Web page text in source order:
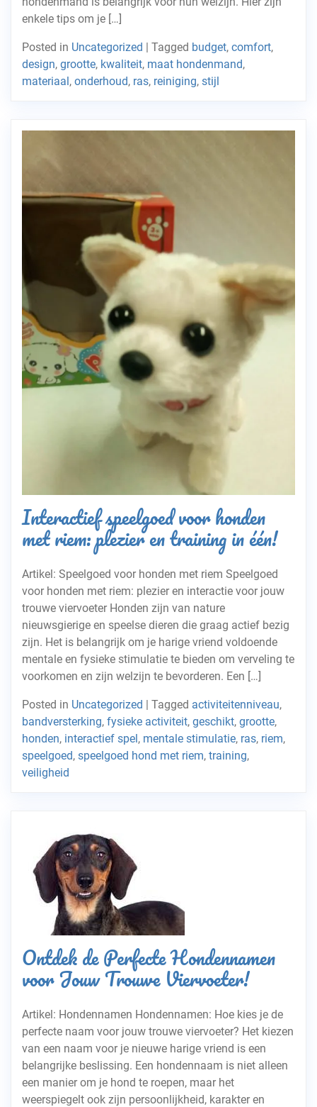
enkele tips om je […]
Posted in Uncategorized | Tagged budget, comfort,
design, grootte, kwaliteit, maat hondenmand,
materiaal, onderhoud, ras, reiniging, stijl
Interactief speelgoed voor honden
met riem: plezier en training in één!
Artikel: Speelgoed voor honden met riem Speelgoed
voor honden met riem: plezier en interactie voor jouw
trouwe viervoeter Honden zijn van nature
nieuwsgierige en speelse dieren die graag actief bezig
zijn. Het is belangrijk om je harige vriend voldoende
mentale en fysieke stimulatie te bieden om verveling te
voorkomen en zijn welzijn te bevorderen. Een […]
Posted in Uncategorized | Tagged activiteitenniveau,
bandversterking, fysieke activiteit, geschikt, grootte,
honden, interactief spel, mentale stimulatie, ras, riem,
speelgoed, speelgoed hond met riem, training,
veiligheid
Ontdek de Perfecte Hondennamen
voor Jouw Trouwe Viervoeter!
Artikel: Hondennamen Hondennamen: Hoe kies je de
perfecte naam voor jouw trouwe viervoeter? Het kiezen
van een naam voor je nieuwe harige vriend is een
belangrijke beslissing. Een hondennaam is niet alleen
een manier om je hond te roepen, maar het
weerspiegelt ook zijn persoonlijkheid, karakter en